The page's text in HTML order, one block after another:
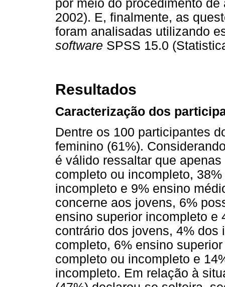
por meio do procedimento
2002). E, finalmente, as
foram analisadas utilizando
software SPSS 15.0
Resultados
Caracterização dos
Dentre os 100 participantes
feminino (61%).
é válido ressaltar que
completo ou incompleto,
incompleto e 9% ensino
concerne aos jovens, 6%
ensino superior incompleto e
contrário dos jovens, 4%
completo, 6% ensino
completo ou incompleto e
incompleto. Em relação à